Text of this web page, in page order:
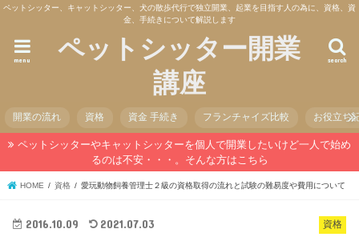
ペットシッター、キャットシッター、犬の散歩代行で独立開業、起業を目指す人の為に、資格、資
金、手続きについて解説します
ペットシッター開業
講座
search
menu
開業の流れ 資格 資金 手続き フランチャイズ比較 お役立ち
ペットシッターやキャットシッターを個人で開業したいけど一人で始め
るのは不安・・・。そんな方はこちら
HOME 資格 愛玩動物飼養管理士２級の資格取得の流れと試験の難易度や費用について
資格
2016.10.09 2021.07.03